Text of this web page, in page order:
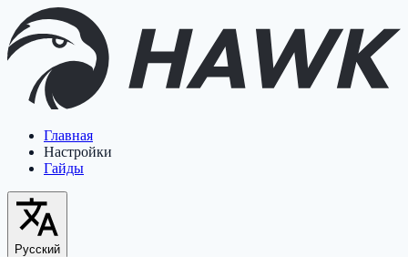
Главная
Настройки
Гайды
Русский